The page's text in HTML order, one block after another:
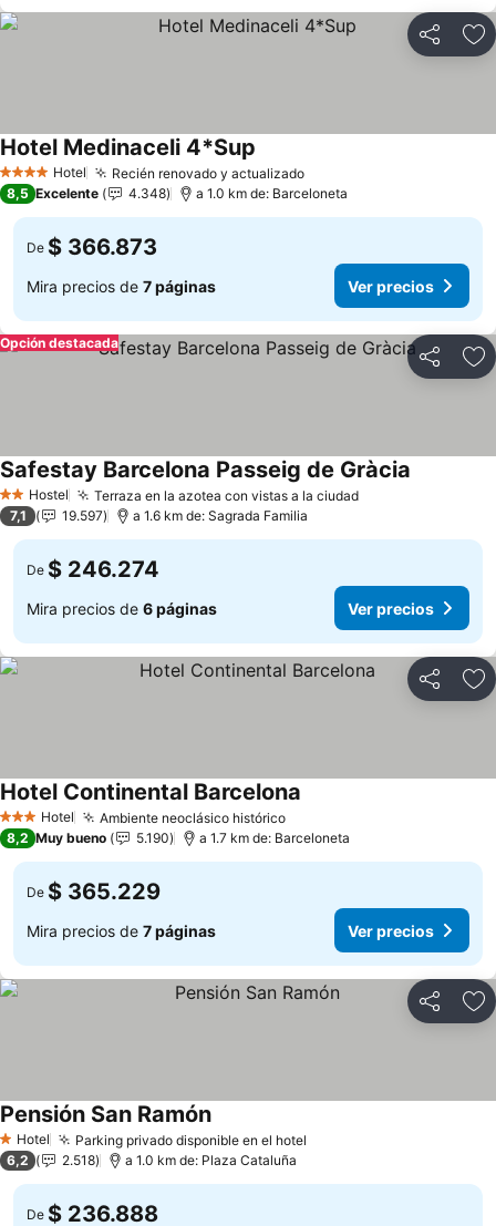
Compartir
4 EstrellasHotel Recién renovado y actualizadoVer precios
Hotel Medinaceli 4*Sup
8,5 Excelente 4.348 a 1.0 km de: Barceloneta
De $ 366.873
Mira precios de 7 páginas Ver precios
Compartir
Opción destacada
2 Estrellas
Hostel Terraza en la azotea con vistas a la ciudadVer precios
Safestay Barcelona Passeig de Gràcia
7,1 19.597 a 1.6 km de: Sagrada Familia
De $ 246.274
Mira precios de 6 páginas Ver precios
Compartir
3 Estrellas
Hotel Ambiente neoclásico históricoVer precios
Hotel Continental Barcelona
8,2 Muy bueno 5.190 a 1.7 km de: Barceloneta
De $ 365.229
Mira precios de 7 páginas Ver precios
Compartir
1 Estrellas
Hotel Parking privado disponible en el hotel
Pensión San RamónVer precios
6,2 2.518 a 1.0 km de: Plaza Cataluña
De $ 236.888